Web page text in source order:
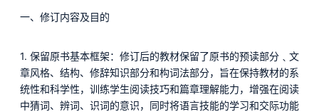
一、修订内容及目的
1. 保留原书基本框架：修订后的教材保留了原书的预读部分﹑文
章风格、结构、修辞知识部分和构词法部分，旨在保持教材的系
统性和科学性，训练学生阅读技巧和篇章理解能力，增强在阅读
中猜词、辨词、识词的意识，同时将语言技能的学习和交际功能